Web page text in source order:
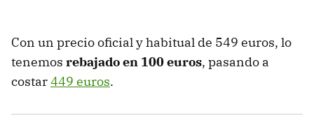
Con un precio oficial y habitual de 549 euros, lo
tenemos rebajado en 100 euros, pasando a
costar449 euros.